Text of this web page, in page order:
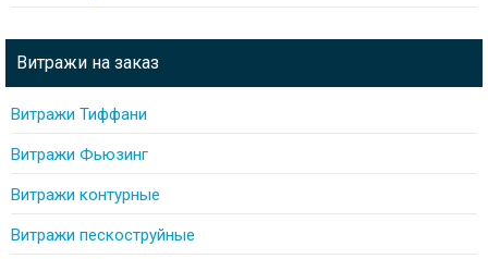
Витражи на заказ
Витражи Тиффани
Витражи Фьюзинг
Витражи контурные
Витражи пескоструйные